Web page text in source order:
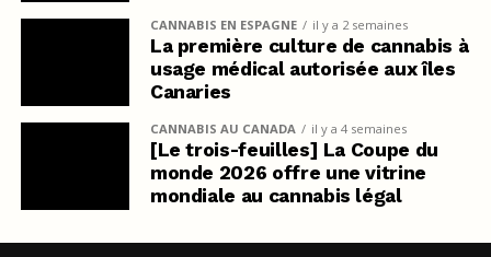
CANNABIS EN ESPAGNE il y a 2 semaines
La première culture de cannabis à
usage médical autorisée aux îles
Canaries
CANNABIS AU CANADA il y a 4 semaines
[Le trois-feuilles] La Coupe du
monde 2026 offre une vitrine
mondiale au cannabis légal